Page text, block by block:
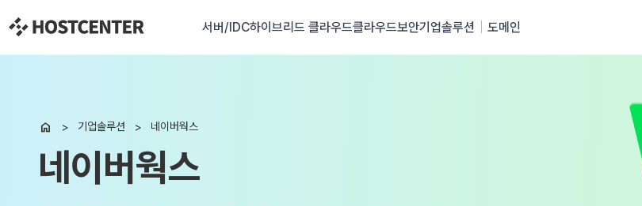
서버/IDC하이브리드 클라우드클라우드보안기업솔루션 도메인
 기업솔루션 네이버웍스
네이버웍스